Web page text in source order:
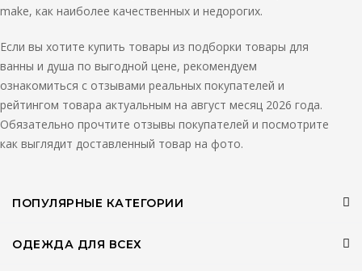
make, как наиболее качественных и недорогих.
Если вы хотите купить товары из подборки товары для
ванны и душа по выгодной цене, рекомендуем
ознакомиться с отзывами реальных покупателей и
рейтингом товара актуальным на август месяц 2026 года.
Обязательно прочтите отзывы покупателей и посмотрите
как выглядит доставленный товар на фото.
ПОПУЛЯРНЫЕ КАТЕГОРИИ
ОДЕЖДА ДЛЯ ВСЕХ